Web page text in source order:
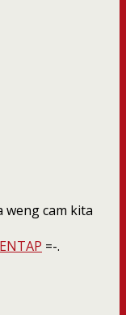
weng cam kita
=-.